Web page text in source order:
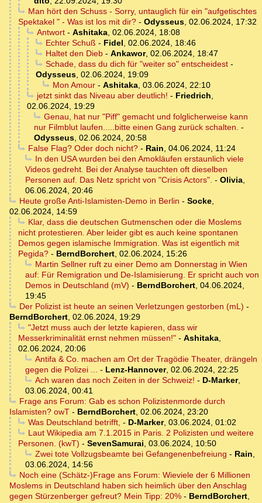
Man hört den Schuss - Sorry, untauglich für ein "aufgetischtes
Spektakel " - Was ist los mit dir? - Odysseus, 02.06.2024, 17:32
Antwort- Ashitaka, 02.06.2024, 18:08
Echter Schuß - Fidel, 02.06.2024, 18:46
Haltet den Dieb- Ankawor, 02.06.2024, 18:47
Schade, dass du dich für "weiter so" entscheidest-
Odysseus, 02.06.2024, 19:09
Mon Amour- Ashitaka, 03.06.2024, 22:10
jetzt sinkt das Niveau aber deutlich! - Friedrich,
02.06.2024, 19:29
Genau, hat nur "Piff" gemacht und folglicherweise kann
nur Filmblut laufen.....bitte einen Gang zurück schalten. -
Odysseus, 02.06.2024, 20:58
False Flag? Oder doch nicht?- Rain, 04.06.2024, 11:24
In den USA wurden bei den Amokläufen erstaunlich viele
Videos gedreht. Bei der Analyse tauchten oft dieselben
Personen auf. Das Netz spricht von "Crisis Actors". - Olivia,
06.06.2024, 20:46
Heute große Anti-Islamisten-Demo in Berlin - Socke,
02.06.2024, 14:59
Klar, dass die deutschen Gutmenschen oder die Moslems
nicht protestieren. Aber leider gibt es auch keine spontanen
Demos gegen islamische Immigration. Was ist eigentlich mit
Pegida? - BerndBorchert, 02.06.2024, 15:26
Martin Sellner ruft zu einer Demo am Donnerstag in Wien
auf: Für Remigration und De-Islamisierung. Er spricht auch von
Demos in Deutschland (mV) - BerndBorchert, 04.06.2024,
19:45
Der Polizist ist heute an seinen Verletzungen gestorben (mL) -
BerndBorchert, 02.06.2024, 19:29
"Jetzt muss auch der letzte kapieren, dass wir
Messerkriminalität ernst nehmen müssen!" - Ashitaka,
02.06.2024, 20:06
Antifa & Co. machen am Ort der Tragödie Theater, drängeln
gegen die Polizei ... - Lenz-Hannover, 02.06.2024, 22:25
Ach waren das noch Zeiten in der Schweiz! - D-Marker,
03.06.2024, 00:41
Frage ans Forum: Gab es schon Polizistenmorde durch
Islamisten? owT - BerndBorchert, 02.06.2024, 23:20
Was Deutschland betrifft, - D-Marker, 03.06.2024, 01:02
Laut Wikipedia am 7.1.2015 in Paris. 2 Polizisten und weitere
Personen. (kwT) - SevenSamurai, 03.06.2024, 10:50
Zwei tote Vollzugsbeamte bei Gefangenenbefreiung - Rain,
03.06.2024, 14:56
Noch eine (Schätz-)Frage ans Forum: Wieviele der 6 Millionen
Moslems in Deutschland haben sich heimlich über den Anschlag
gegen Stürzenberger gefreut? Mein Tipp: 20% - BerndBorchert,